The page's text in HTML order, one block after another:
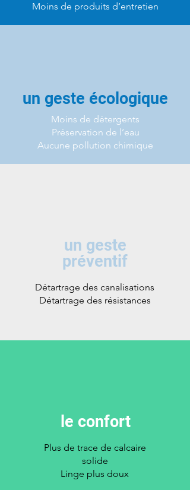
Moins de produits d’entretien
un geste écologique
Moins de détergents
Préservation de l’eau
Aucune pollution chimique
un geste
préventif
Détartrage des canalisations
Détartrage des résistances
le confort
Plus de trace de calcaire
solide
Linge plus doux